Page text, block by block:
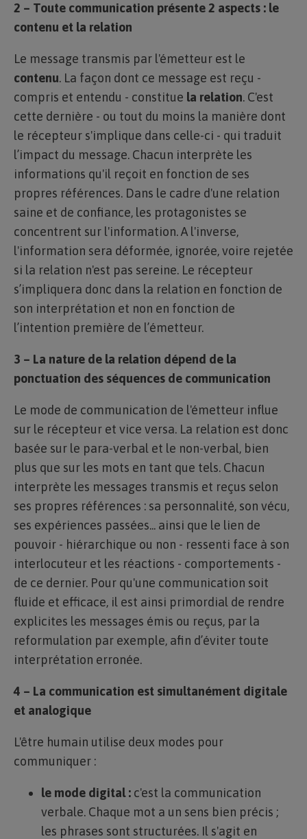
2 – Toute communication présente 2 aspects : le
contenu et la relation
Le message transmis par l'émetteur est le
contenu. La façon dont ce message est reçu -
compris et entendu - constitue la relation. C'est
cette dernière - ou tout du moins la manière dont
le récepteur s'implique dans celle-ci - qui traduit
l’impact du message. Chacun interprète les
informations qu'il reçoit en fonction de ses
propres références. Dans le cadre d'une relation
saine et de confiance, les protagonistes se
concentrent sur l'information. A l'inverse,
l'information sera déformée, ignorée, voire rejetée
si la relation n'est pas sereine. Le récepteur
s’impliquera donc dans la relation en fonction de
son interprétation et non en fonction de
l’intention première de l’émetteur.
3 – La nature de la relation dépend de la
ponctuation des séquences de communication
Le mode de communication de l'émetteur influe
sur le récepteur et vice versa. La relation est donc
basée sur le para-verbal et le non-verbal, bien
plus que sur les mots en tant que tels. Chacun
interprète les messages transmis et reçus selon
ses propres références : sa personnalité, son vécu,
ses expériences passées... ainsi que le lien de
pouvoir - hiérarchique ou non - ressenti face à son
interlocuteur et les réactions - comportements -
de ce dernier. Pour qu'une communication soit
fluide et efficace, il est ainsi primordial de rendre
explicites les messages émis ou reçus, par la
reformulation par exemple, afin d’éviter toute
interprétation erronée.
4 – La communication est simultanément digitale
et analogique
L'être humain utilise deux modes pour
communiquer :
le mode digital : c'est la communication
verbale. Chaque mot a un sens bien précis ;
les phrases sont structurées. Il s'agit en